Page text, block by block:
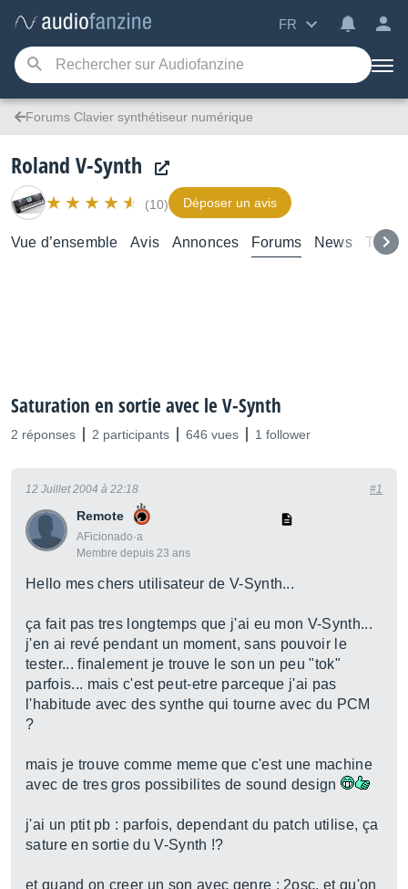
FR
Forums Clavier synthétiseur numérique
Roland V-Synth
(10) Déposer un avis
Vue d’ensemble Avis Annonces Forums News
Saturation en sortie avec le V-Synth
2 réponses 2 participants 646 vues 1 follower
Remote
AFicionado·a
Membre depuis 23 ans
12 Juillet 2004 à 22:18 #1
Hello mes chers utilisateur de V-Synth...
ça fait pas tres longtemps que j'ai eu mon V-Synth...
j'en ai revé pendant un moment, sans pouvoir le
tester... finalement je trouve le son un peu "tok"
parfois... mais c'est peut-etre parceque j'ai pas
l'habitude avec des synthe qui tourne avec du PCM
?
mais je trouve comme meme que c'est une machine
avec de tres gros possibilites de sound design
j'ai un ptit pb : parfois, dependant du patch utilise, ça
sature en sortie du V-Synth !?
et quand on creer un son avec genre : 2osc. et qu'on